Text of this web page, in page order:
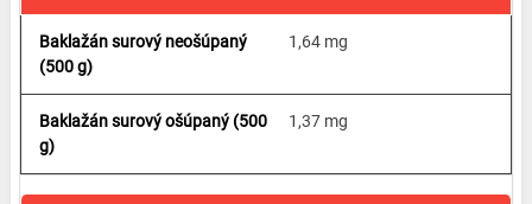
1,64 mg
1,37 mg